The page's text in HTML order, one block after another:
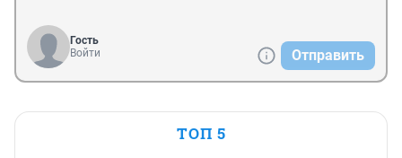
Гость
Войти
Отправить
ТОП 5